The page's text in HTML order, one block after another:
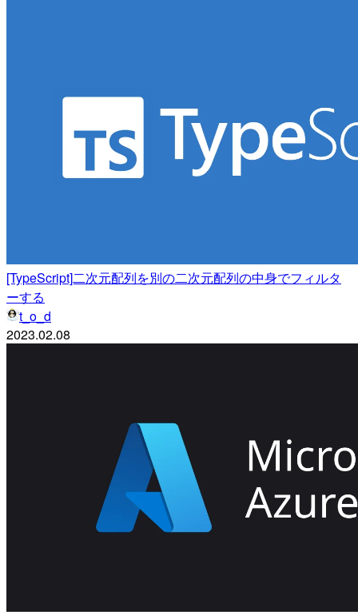
[TypeScript]二次元配列を別の二次元配列の中身でフィルタ
ーする
t_o_d
2023.02.08